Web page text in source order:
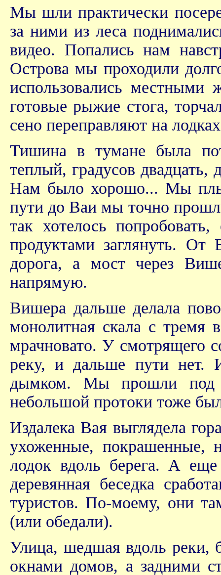
Мы шли практически
за ними из леса
видео. Попались нам
Острова мы проходили
использовались местными
готовые рыжие стога,
сено переправляют на
Тишина в тумане была
теплый, градусов
Нам было хорошо... Мы
пути до Ваи мы точно
так хотелось
продуктами заглянуть.
дорога, а мост через
напрямую.
Вишера дальше делала
монолитная скала с тремя
мрачновато. У смотрящего
реку, и дальше пути нет.
дымком. Мы прошли под
небольшой протоки тоже
Издалека Вая выглядела
ухоженные, покрашенные,
лодок вдоль берега. А
деревянная беседка
туристов. По-моему, они
(или обедали).
Улица, шедшая вдоль реки,
окнами домов, а задними